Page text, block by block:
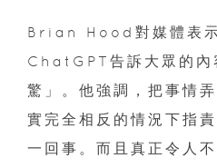
Brian Hood對媒體表示
ChatGPT告訴大眾的內
驚」。他強調，把事情
實完全相反的情況下指
一回事。而且真正令人